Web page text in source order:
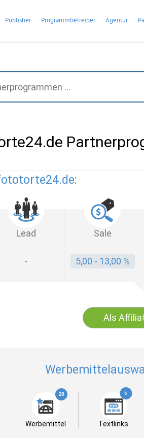
Publisher Programmbetreiber Agentur
Lead Sale
- 5,00 - 13,00 %
Als
20
Werbemittel
5
Textlinks